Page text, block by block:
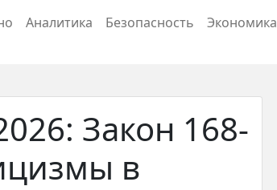
Аналитика Безопасность Экономика
Закон 168-
в